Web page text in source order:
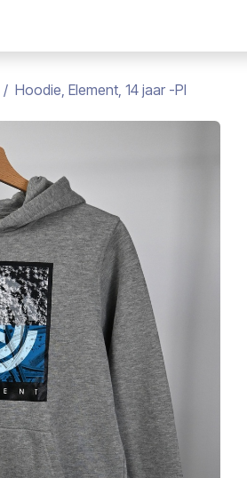
Hoodie, Element, 14 jaar -PI